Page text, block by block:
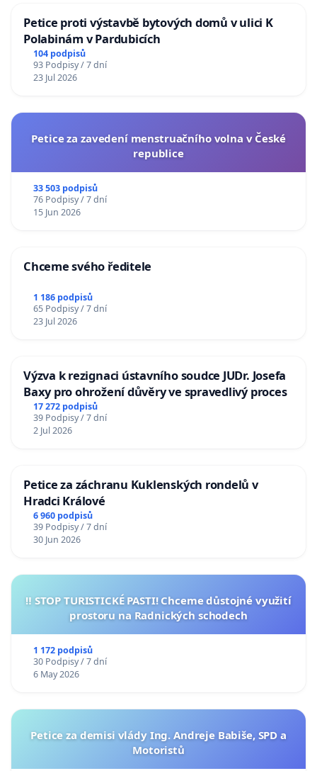
Petice proti výstavbě bytových domů v ulici K
Polabinám v Pardubicích
104 podpisů
93 Podpisy / 7 dní
23 Jul 2026
Petice za zavedení menstruačního volna v České
republice
33 503 podpisů
76 Podpisy / 7 dní
15 Jun 2026
Chceme svého ředitele
1 186 podpisů
65 Podpisy / 7 dní
23 Jul 2026
Výzva k rezignaci ústavního soudce JUDr. Josefa
Baxy pro ohrožení důvěry ve spravedlivý proces
17 272 podpisů
39 Podpisy / 7 dní
2 Jul 2026
Petice za záchranu Kuklenských rondelů v
Hradci Králové
6 960 podpisů
39 Podpisy / 7 dní
30 Jun 2026
‼️ STOP TURISTICKÉ PASTI! Chceme důstojné využití
prostoru na Radnických schodech
1 172 podpisů
30 Podpisy / 7 dní
6 May 2026
Petice za demisi vlády Ing. Andreje Babiše, SPD a
Motoristů